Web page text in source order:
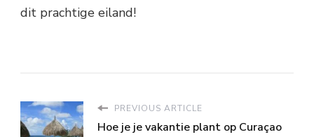
dit prachtige eiland!
PREVIOUS ARTICLE
Hoe je je vakantie plant op Curaçao